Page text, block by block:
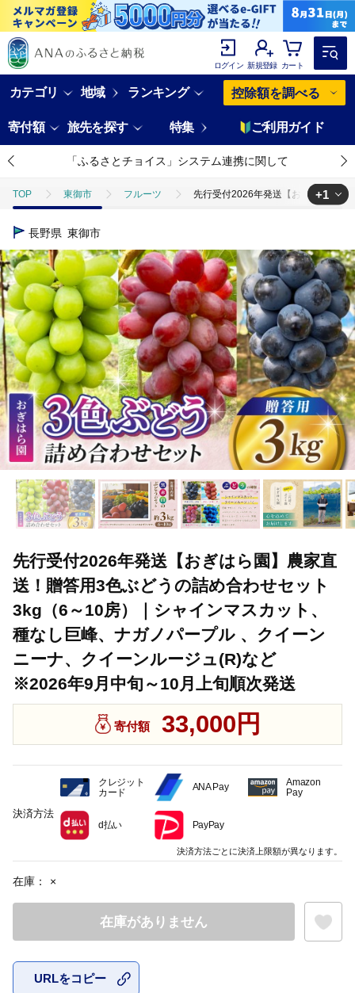
ログイン 新規登録 カート
カテゴリ 地域 ランキング 控除額を調べる
寄付額 旅先を探す 特集 ご利用ガイド
「ふるさとチョイス」システム連携に関して
TOP 東御市 フルーツ 先行受付2026年発送【おぎはら園
TOP
+1
長野県 東御市
先行受付2026年発送【おぎはら園】農家直
送！贈答用3色ぶどうの詰め合わせセット
3kg（6～10房）｜シャインマスカット、
種なし巨峰、ナガノパープル 、クイーン
ニーナ、クイーンルージュ(R)など
※2026年9月中旬～10月上旬順次発送
寄付額 33,000円
在庫： ×
在庫がありません
URLをコピー
決済方法
クレジット
カード
ANA Pay
Amazon
Pay
d払い PayPay
決済方法ごとに決済上限額が異なります。